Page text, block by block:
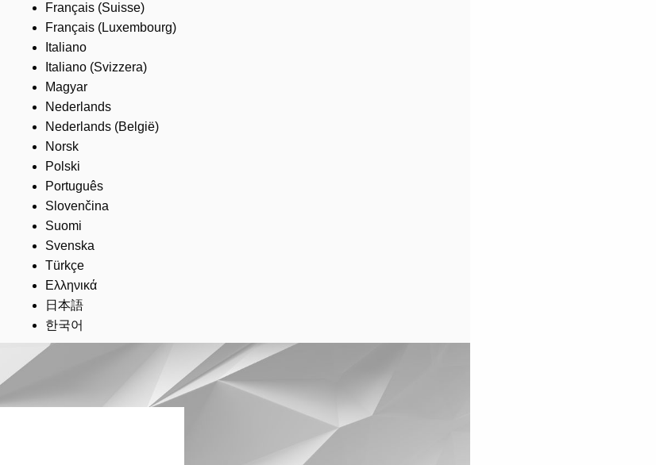
Français (Suisse)
Français (Luxembourg)
Italiano
Italiano (Svizzera)
Magyar
Nederlands
Nederlands (België)
Norsk
Polski
Português
Slovenčina
Suomi
Svenska
Türkçe
Ελληνικά
日本語
한국어